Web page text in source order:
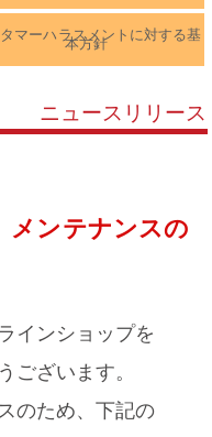
マーハラスメントに対する基
本方針
ニュースリリース
メンテナンスの
インショップを
ございます。
のため、下記の